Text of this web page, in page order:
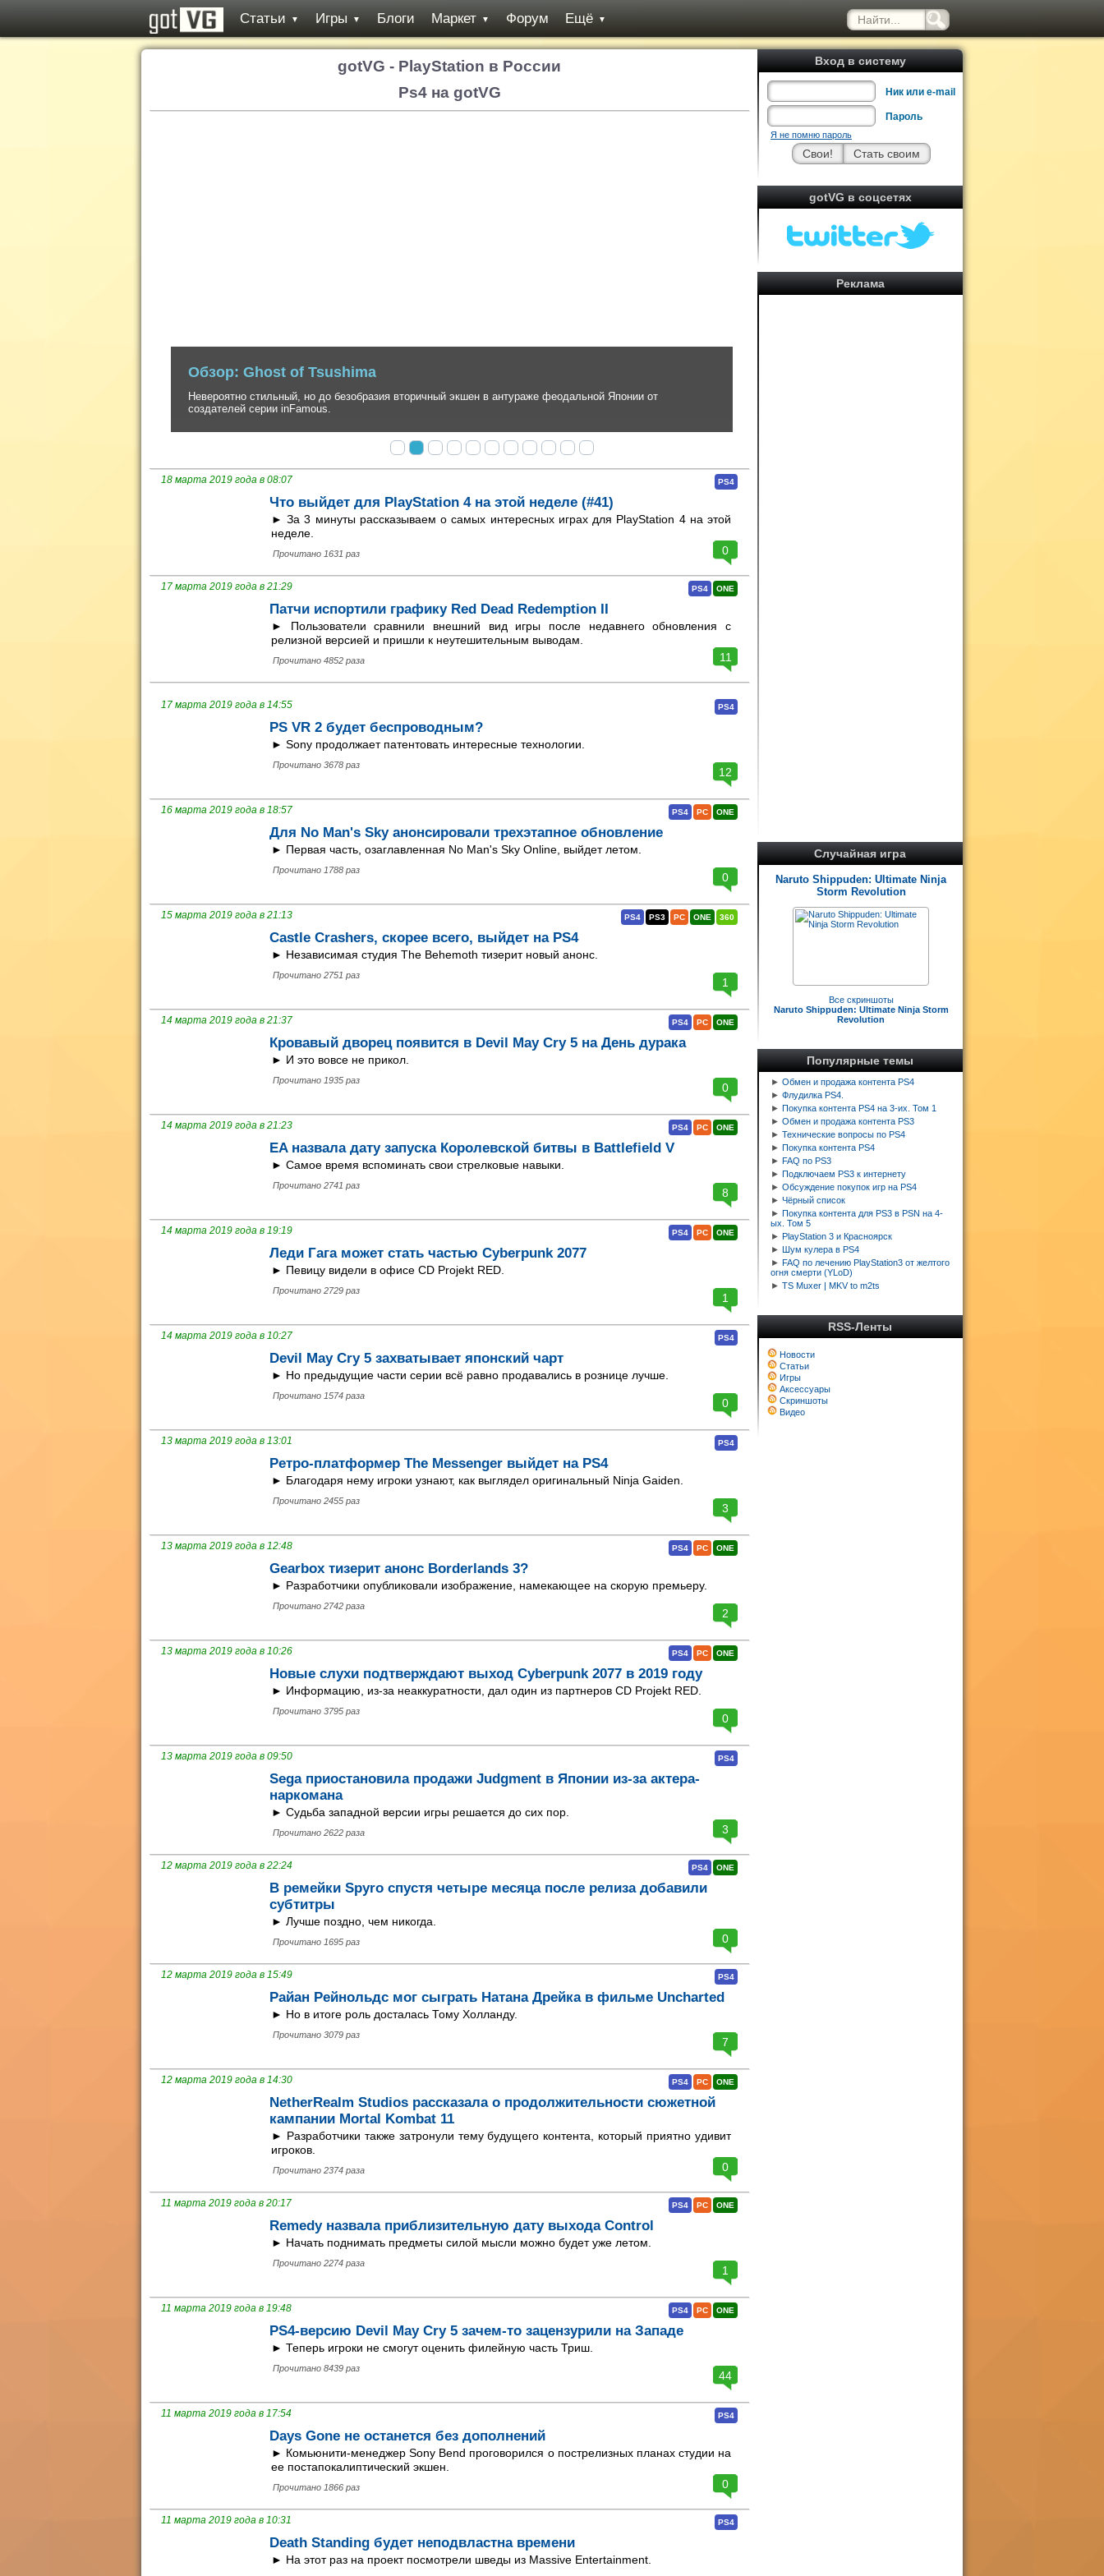
Статьи ▼ Игры ▼ Блоги Маркет ▼ Форум Ещё ▼
Вход в систему
Ник или e-mail
Пароль
Я не помню пароль
gotVG в соцсетях
Реклама
Случайная игра
Naruto Shippuden: Ultimate Ninja
Storm Revolution
Все скриншоты
Naruto Shippuden: Ultimate Ninja Storm
Revolution
Популярные темы
► Обмен и продажа контента PS4
► Флудилка PS4.
► Покупка контента PS4 на 3-их. Том 1
► Обмен и продажа контента PS3
► Технические вопросы по PS4
► Покупка контента PS4
► FAQ по PS3
► Подключаем PS3 к интернету
► Обсуждение покупок игр на PS4
► Чёрный список
► Покупка контента для PS3 в PSN на 4-
ых. Том 5
► PlayStation 3 и Красноярск
► Шум кулера в PS4
► FAQ по лечению PlayStation3 от желтого
огня смерти (YLoD)
► TS Muxer | MKV to m2ts
RSS-Ленты
Новости
Статьи
Игры
Аксессуары
Скриншоты
Видео
gotVG - PlayStation в России
Ps4 на gotVG
Обзор: Ghost of Tsushima
Невероятно стильный, но до безобразия вторичный экшен в антураже феодальной Японии от
создателей серии inFamous.
18 марта 2019 года в 08:07 PS4
Что выйдет для PlayStation 4 на этой неделе (#41)
► За 3 минуты рассказываем о самых интересных играх для PlayStation 4 на этой
неделе.
Прочитано 1631 раз 0
17 марта 2019 года в 21:29 ONE
PS4
Патчи испортили графику Red Dead Redemption II
► Пользователи сравнили внешний вид игры после недавнего обновления с
релизной версией и пришли к неутешительным выводам.
Прочитано 4852 раза 11
17 марта 2019 года в 14:55 PS4
PS VR 2 будет беспроводным?
► Sony продолжает патентовать интересные технологии.
Прочитано 3678 раз
12
16 марта 2019 года в 18:57 ONE
PC
PS4
Для No Man's Sky анонсировали трехэтапное обновление
► Первая часть, озаглавленная No Man's Sky Online, выйдет летом.
Прочитано 1788 раз
0
15 марта 2019 года в 21:13 360
ONE
PC
PS3
PS4
Castle Crashers, скорее всего, выйдет на PS4
► Независимая студия The Behemoth тизерит новый анонс.
Прочитано 2751 раз
1
14 марта 2019 года в 21:37 ONE
PC
PS4
Кровавый дворец появится в Devil May Cry 5 на День дурака
► И это вовсе не прикол.
Прочитано 1935 раз
0
14 марта 2019 года в 21:23 ONE
PC
PS4
EA назвала дату запуска Королевской битвы в Battlefield V
► Самое время вспоминать свои стрелковые навыки.
Прочитано 2741 раз
8
14 марта 2019 года в 19:19 ONE
PC
PS4
Леди Гага может стать частью Cyberpunk 2077
► Певицу видели в офисе CD Projekt RED.
Прочитано 2729 раз
1
14 марта 2019 года в 10:27 PS4
Devil May Cry 5 захватывает японский чарт
► Но предыдущие части серии всё равно продавались в рознице лучше.
Прочитано 1574 раза
0
13 марта 2019 года в 13:01 PS4
Ретро-платформер The Messenger выйдет на PS4
► Благодаря нему игроки узнают, как выглядел оригинальный Ninja Gaiden.
Прочитано 2455 раз
3
13 марта 2019 года в 12:48 ONE
PC
PS4
Gearbox тизерит анонс Borderlands 3?
► Разработчики опубликовали изображение, намекающее на скорую премьеру.
Прочитано 2742 раза
2
13 марта 2019 года в 10:26 ONE
PC
PS4
Новые слухи подтверждают выход Cyberpunk 2077 в 2019 году
► Информацию, из-за неаккуратности, дал один из партнеров CD Projekt RED.
Прочитано 3795 раз
0
13 марта 2019 года в 09:50 PS4
Sega приостановила продажи Judgment в Японии из-за актера-
наркомана
► Судьба западной версии игры решается до сих пор.
Прочитано 2622 раза 3
12 марта 2019 года в 22:24 ONE
PS4
В ремейки Spyro спустя четыре месяца после релиза добавили
субтитры
► Лучше поздно, чем никогда.
Прочитано 1695 раз 0
12 марта 2019 года в 15:49 PS4
Райан Рейнольдс мог сыграть Натана Дрейка в фильме Uncharted
► Но в итоге роль досталась Тому Холланду.
Прочитано 3079 раз
7
12 марта 2019 года в 14:30 ONE
PC
PS4
NetherRealm Studios рассказала о продолжительности сюжетной
кампании Mortal Kombat 11
► Разработчики также затронули тему будущего контента, который приятно удивит
игроков.
Прочитано 2374 раза 0
11 марта 2019 года в 20:17 ONE
PC
PS4
Remedy назвала приблизительную дату выхода Control
► Начать поднимать предметы силой мысли можно будет уже летом.
Прочитано 2274 раза
1
11 марта 2019 года в 19:48 ONE
PC
PS4
PS4-версию Devil May Cry 5 зачем-то зацензурили на Западе
► Теперь игроки не смогут оценить филейную часть Триш.
Прочитано 8439 раз
44
11 марта 2019 года в 17:54 PS4
Days Gone не останется без дополнений
► Комьюнити-менеджер Sony Bend проговорился о пострелизных планах студии на
ее постапокалиптический экшен.
Прочитано 1866 раз 0
11 марта 2019 года в 10:31 PS4
Death Standing будет неподвластна времени
► На этот раз на проект посмотрели шведы из Massive Entertainment.